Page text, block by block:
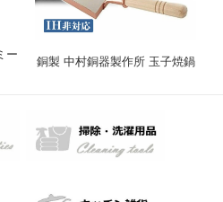
ー
銅製 中村銅器製作所 玉子焼鍋